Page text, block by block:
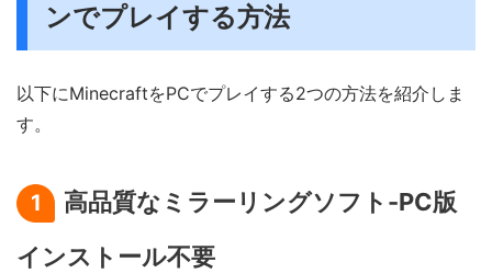
ンでプレイする方法
以下にMinecraftをPCでプレイする2つの方法を紹介しま
す。
1
高品質なミラーリングソフト-PC版
インストール不要